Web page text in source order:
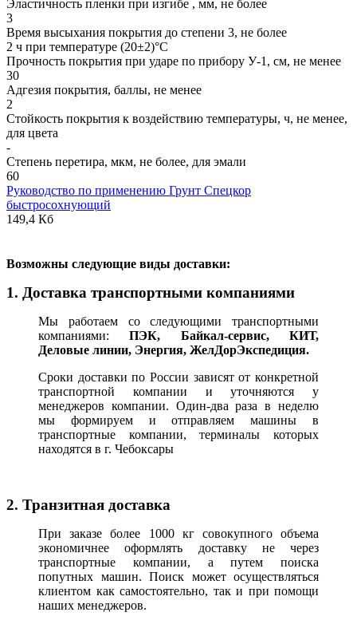
Эластичность пленки при изгибе , мм, не более
3
Время высыхания покрытия до степени 3, не более
2 ч при температуре (20±2)°С
Прочность покрытия при ударе по прибору У-1, см, не менее
30
Адгезия покрытия, баллы, не менее
2
Стойкость покрытия к воздействию температуры, ч, не менее,
для цвета
-
Степень перетира, мкм, не более, для эмали
60
Руководство по применению Грунт Спецкор
быстросохнующий
149,4 Кб
Возможны следующие виды доставки:
1. Доставка транспортными компаниями
Мы работаем со следующими транспортными
компаниями:ПЭК, Байкал-сервис, КИТ,
Деловые линии, Энергия, ЖелДорЭкспедиция.
Сроки доставки по России зависят от конкретной
транспортной компании и уточняются у
менеджеров компании. Один-два раза в неделю
мы формируем и отправляем машины в
транспортные компании, терминалы которых
находятся в г. Чебоксары
2. Транзитная доставка
При заказе более 1000 кг совокупного объема
экономичнее оформлять доставку не через
транспортные компании, а путем поиска
попутных машин. Поиск может осуществляться
клиентом как самостоятельно, так и при помощи
наших менеджеров.